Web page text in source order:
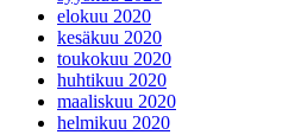
elokuu 2020
kesäkuu 2020
toukokuu 2020
huhtikuu 2020
maaliskuu 2020
helmikuu 2020